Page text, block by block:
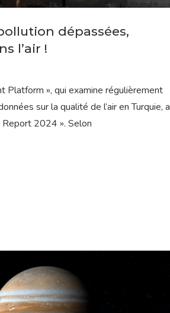
dépassées,
l’air !
Platform », qui examine régulièrement
sur la qualité de l’air en Turquie, a
Report 2024 ». Selon